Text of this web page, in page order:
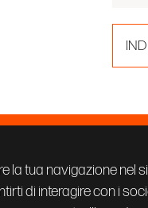
la tua navigazione
di interagire con i